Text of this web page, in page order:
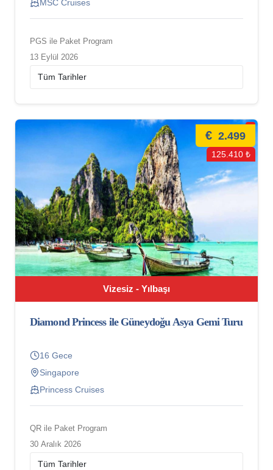
MSC Cruises
PGS ile Paket Program
13 Eylül 2026
Vizesiz - Yılbaşı
€ 2.499
125.410 ₺
Diamond Princess ile Güneydoğu Asya Gemi Turu
16 Gece
Singapore
Princess Cruises
QR ile Paket Program
30 Aralık 2026